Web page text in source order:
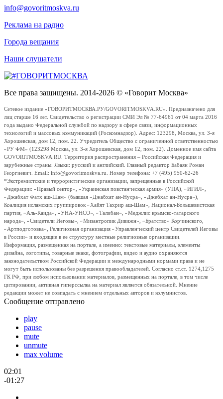
info@govoritmoskva.ru
Реклама на радио
Города вещания
Наши слушатели
Все права защищены. 2014-2026 © «Говорит Москва»
Сетевое издание «ГОВОРИТМОСКВА.РУ/GOVORITMOSKVA.RU». Предназначено для
лиц старше 16 лет. Свидетельство о регистрации СМИ Эл № 77-64961 от 04 марта 2016
года выдано Федеральной службой по надзору в сфере связи, информационных
технологий и массовых коммуникаций (Роскомнадзор). Адрес: 123298, Москва, ул. 3-я
Хорошевская, дом 12, пом. 22. Учредитель Общество с ограниченной ответственностью
«РУ ФМ» (123298 Москва, ул. 3-я Хорошевская, дом 12, пом. 22). Доменное имя сайта
GOVORITMOSKVA.RU. Территория распространения – Российская Федерация и
зарубежные страны. Языки: русский и английский. Главный редактор Бабаян Роман
Георгиевич. Email: info@govoritmoskva.ru. Номер телефона: +7 (495) 950-62-26
*Экстремистские и террористические организации, запрещенные в Российской
Федерации: «Правый сектор», «Украинская повстанческая армия» (УПА), «ИГИЛ»,
«Джабхат Фатх аш-Шам» (бывшая «Джабхат ан-Нусра», «Джебхат ан-Нусра»),
Коалиция исламских группировок «Хайят Тахрир аш-Шам», Национал-Большевистская
партия, «Аль-Каида», «УНА-УНСО», «Талибан», «Меджлис крымско-татарского
народа», «Свидетели Иеговы», «Мизантропик Дивижн», «Братство» Корчинского,
«Артподготовка», Религиозная организация «Управленческий центр Свидетелей Иеговы
в России» и входящие в ее структуру местные религиозные организации.
Информация, размещенная на портале, а именно: текстовые материалы, элементы
дизайна, логотипы, товарные знаки, фотографии, видео и аудио охраняются
законодательством Российской Федерации и международными нормами права и не
могут быть использованы без разрешения правообладателей. Согласно ст.ст. 1274,1275
ГК РФ, при любом использовании материалов, размещенных на портале, в том числе
цитировании, активная гиперссылка на материал является обязательной. Мнение
редакции может не совпадать с мнением отдельных авторов и колумнистов.
Сообщение отправлено
play
pause
mute
unmute
max volume
02:01
-01:27